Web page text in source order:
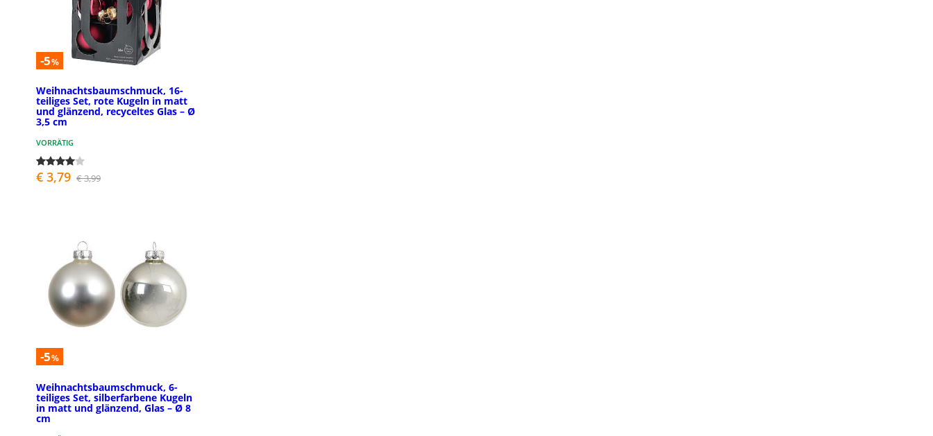
-5%
Weihnachtsbaumschmuck, 16-
teiliges Set, rote Kugeln in matt
und glänzend, recyceltes Glas – Ø
3,5 cm
VORRÄTIG
€ 3,79 € 3,99
-5%
Weihnachtsbaumschmuck, 6-
teiliges Set, silberfarbene Kugeln
in matt und glänzend, Glas – Ø 8
cm